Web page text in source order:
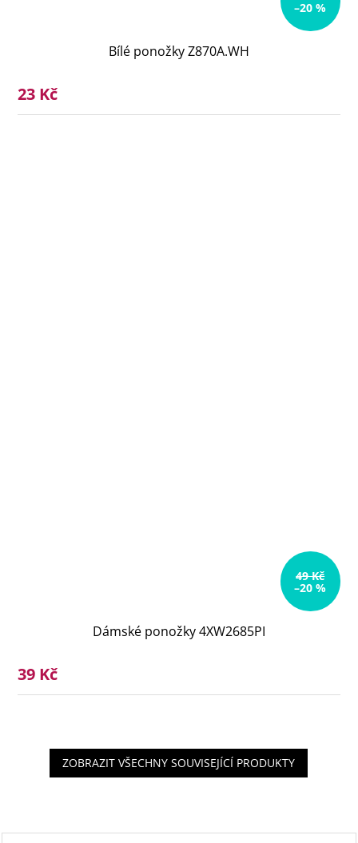
–20 %
Bílé ponožky Z870A.WH
23 Kč
49 Kč
–20 %
Dámské ponožky 4XW2685PI
39 Kč
ZOBRAZIT VŠECHNY SOUVISEJÍCÍ PRODUKTY